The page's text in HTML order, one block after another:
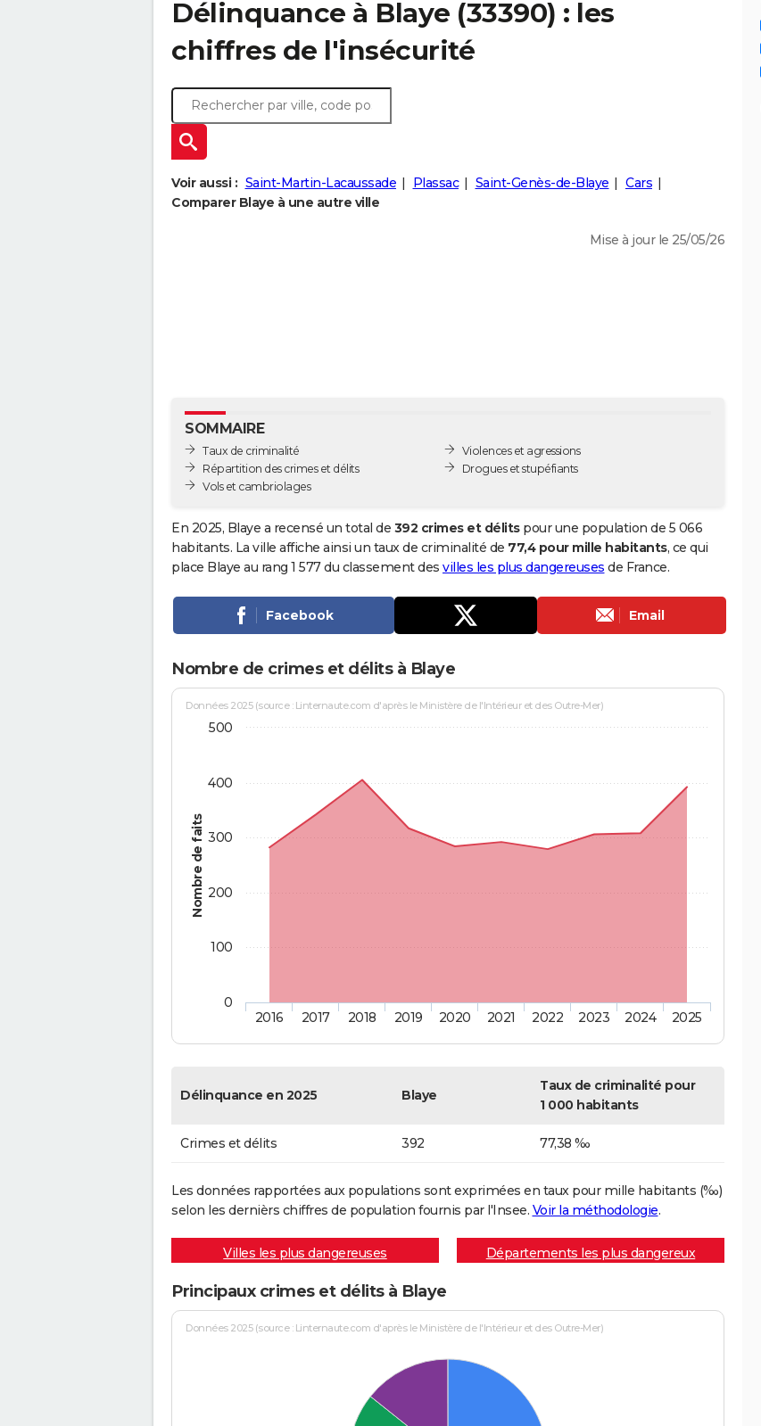
Délinquance à Blaye (33390) : les
chiffres de l'insécurité
Voir aussi : Saint-Martin-Lacaussade Plassac Saint-Genès-de-Blaye
Cars
Comparer Blaye à une autre ville
Mise à jour le 25/05/26
SOMMAIRE
Taux de criminalité
Répartition des crimes et délits
Vols et cambriolages
Violences et agressions
Drogues et stupéfiants
En 2025, Blaye a recensé un total de 392 crimes et délitspour une population de 5 066
habitants. La ville affiche ainsi un taux de criminalité de 77,4 pour mille habitants, ce qui
place Blaye au rang 1 577 du classement des villes les plus dangereuses de France.
Facebook Email
Nombre de crimes et délits à Blaye
Nombre de faits
Données 2025 (source : Linternaute.com d'après le Ministère de l'Intérieur et des Outre-Mer)
2016 2017 2018 2019 2020 2021 2022 2023 2024 2025
0
100
200
300
400
500
Délinquance en 2025 Blaye
Taux de criminalité pour
1 000 habitants
Crimes et délits 392 77,38 ‰
Les données rapportées aux populations sont exprimées en taux pour mille habitants (‰)
selon les dernièrs chiffres de population fournis par l'Insee. Voir la méthodologie.
Villes les plus dangereuses Départements les plus dangereux
Principaux crimes et délits à Blaye
Données 2025 (source : Linternaute.com d'après le Ministère de l'Intérieur et des Outre-Mer)